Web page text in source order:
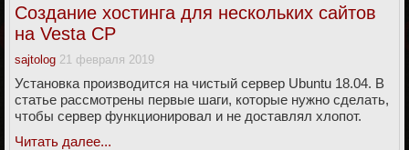
Создание хостинга для нескольких сайтов
на Vesta CP
sajtolog 21 февраля 2019
Установка производится на чистый сервер Ubuntu 18.04. В
статье рассмотрены первые шаги, которые нужно сделать,
чтобы сервер функционировал и не доставлял хлопот.
Читать далее...